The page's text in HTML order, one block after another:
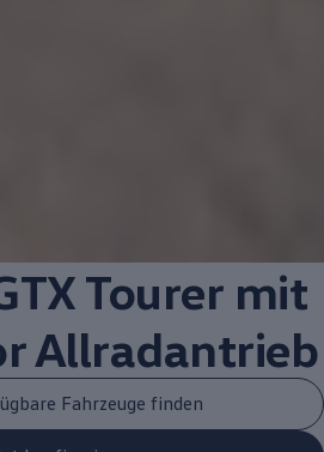
Tourer mit
Allradantrieb
Fahrzeuge finden